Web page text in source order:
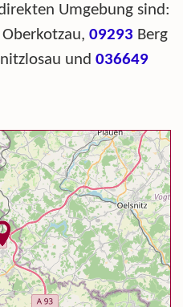
Umgebung sind:
Oberkotzau,09293 Berg
und036649